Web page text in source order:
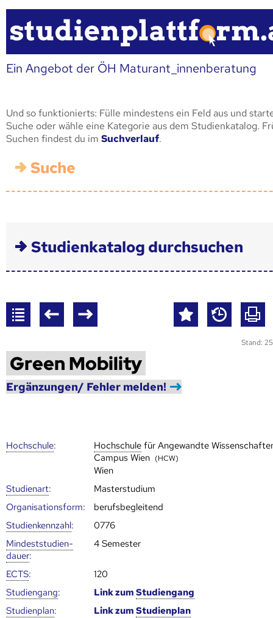
Ein Angebot der ÖH Maturant_innenberatung
Und so funktionierts: Fülle mindestens ein Feld aus und
Suche oder wähle eine Kategorie aus dem Studienkatalog.
Suchen findest du im Suchverlauf.
Suche
Studienkatalog durchsuchen
Stand:
Green Mobility
Ergänzungen/ Fehler melden!
Hoch­schule: Hoch­schule für Angewandte
Campus Wien (HCW)
Wien
Studienart:
Masterstudium
Organisationsform:
berufsbegleitend
Studien­kenn­zahl:
0776
Mindest­studien­
dauer:
4 Semester
ECTS:
120
Studien­gang: Link zumStudien­gang
Studien­plan: Link zumStudien­plan